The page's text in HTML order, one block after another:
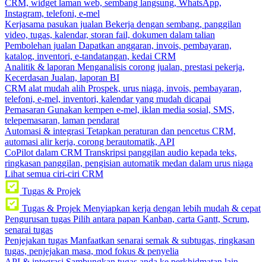
CRM, widget laman web, sembang langsung, WhatsApp,
Instagram, telefoni, e-mel
Kerjasama pasukan jualan Bekerja dengan sembang, panggilan
video, tugas, kalendar, storan fail, dokumen dalam talian
Pembolehan jualan Dapatkan anggaran, invois, pembayaran,
katalog, inventori, e-tandatangan, kedai CRM
Analitik & laporan Menganalisis corong jualan, prestasi pekerja,
Kecerdasan Jualan, laporan BI
CRM alat mudah alih Prospek, urus niaga, invois, pembayaran,
telefoni, e-mel, inventori, kalendar yang mudah dicapai
Pemasaran Gunakan kempen e-mel, iklan media sosial, SMS,
telepemasaran, laman pendarat
Automasi & integrasi Tetapkan peraturan dan pencetus CRM,
automasi alir kerja, corong berautomatik, API
CoPilot dalam CRM Transkripsi panggilan audio kepada teks,
ringkasan panggilan, pengisian automatik medan dalam urus niaga
Lihat semua ciri-ciri CRM
Tugas & Projek
Tugas & Projek Menyiapkan kerja dengan lebih mudah & cepat
Pengurusan tugas Pilih antara papan Kanban, carta Gantt, Scrum,
senarai tugas
Penjejakan tugas Manfaatkan senarai semak & subtugas, ringkasan
tugas, penjejakan masa, mod fokus & penyelia